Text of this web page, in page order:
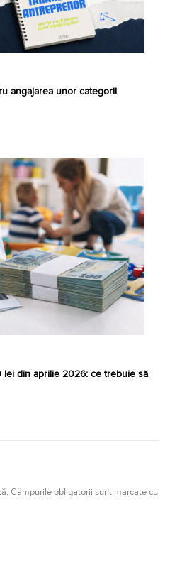
angajarea unor categorii
din aprilie 2026: ce trebuie să
Câmpurile obligatorii sunt marcate cu